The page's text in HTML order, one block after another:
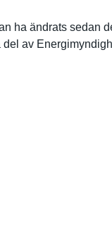
ha ändrats sedan
del av